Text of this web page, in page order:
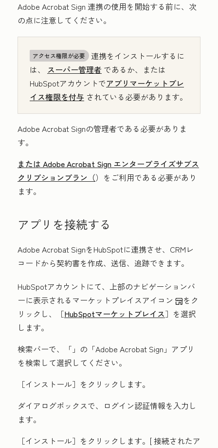
Adobe Acrobat Sign 連携の使用を開始する前に、次
の点に注意してください。
アクセス権限が必要
連携をインストールするに
は、 スーパー管理者 であるか、または
HubSpotアカウントでアプリマーケットプレ
イス権限を付与 されている必要があります。
Adobe Acrobat Signの管理者である必要がありま
す。
または Adobe Acrobat Sign エンタープライズサブス
クリプションプラン（）をご利用である必要があり
ます。
アプリを接続する
Adobe Acrobat SignをHubSpotに連携させ、CRMレ
コードから契約書を作成、送信、追跡できます。
HubSpotアカウントにて、上部のナビゲーションバ
ーに表示される マーケットプレイスアイコン
をク
リックし、［HubSpotマーケットプレイス］を選択
します。
検索バーで、「 」の「Adobe Acrobat Sign 」アプリ
を検索して選択してください。
［インストール］をクリックします。
ダイアログボックスで、
ログイン認証情報を入力し
ます。
［インストール］をクリックします。[接続されたア